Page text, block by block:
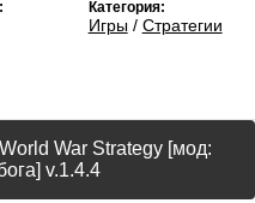
Категория:
Игры/ Стратегии
War Strategy [мод:
v.1.4.4